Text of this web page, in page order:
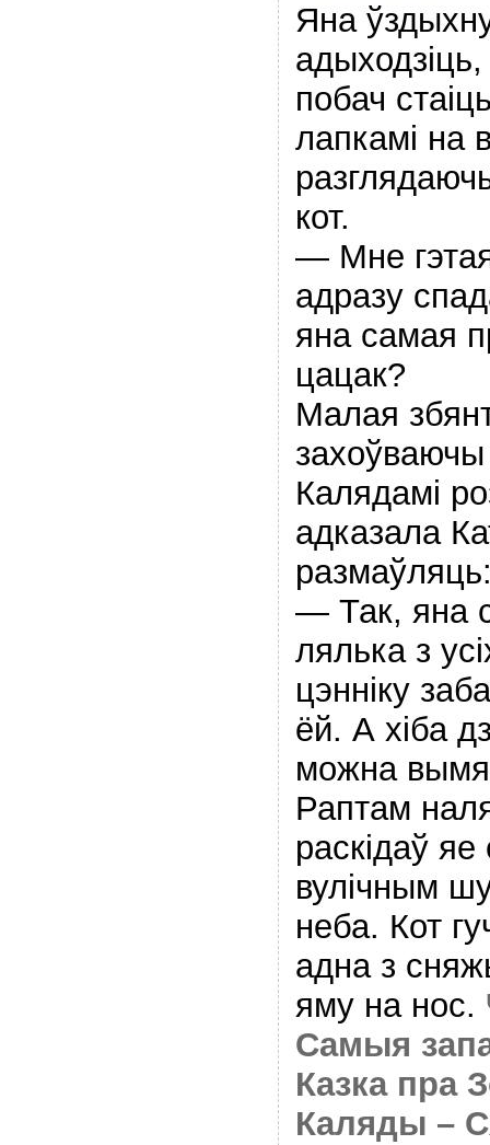
Яна
побач
лапкамі на
кот.
— Мне
адразу
яна самая
цацак?
Малая
Калядамі
адказала
— Так, яна
лялька з
цэнніку
ёй. А хіба
можна
Раптам
раскідаў
вулічным
неба. Кот
адна з
яму на нос.
Самыя
Казка пра
Каляды –